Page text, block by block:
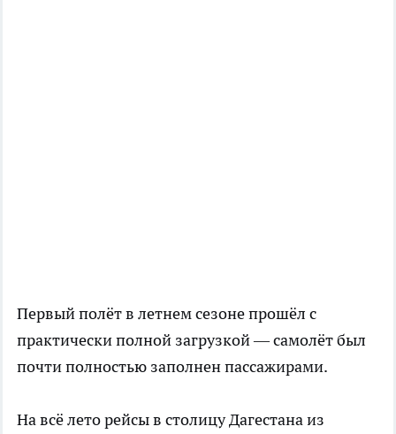
Первый полёт в летнем сезоне прошёл с
практически полной загрузкой — самолёт был
почти полностью заполнен пассажирами.
На всё лето рейсы в столицу Дагестана из